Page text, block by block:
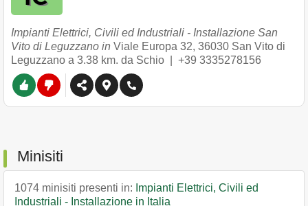
Impianti Elettrici, Civili ed Industriali - Installazione San
Vito di Leguzzano in Viale Europa 32, 36030 San Vito di
Leguzzano a 3.38 km. da Schio | +39 3335278156
Minisiti
1074 minisiti presenti in: Impianti Elettrici, Civili ed
Industriali - Installazione in Italia